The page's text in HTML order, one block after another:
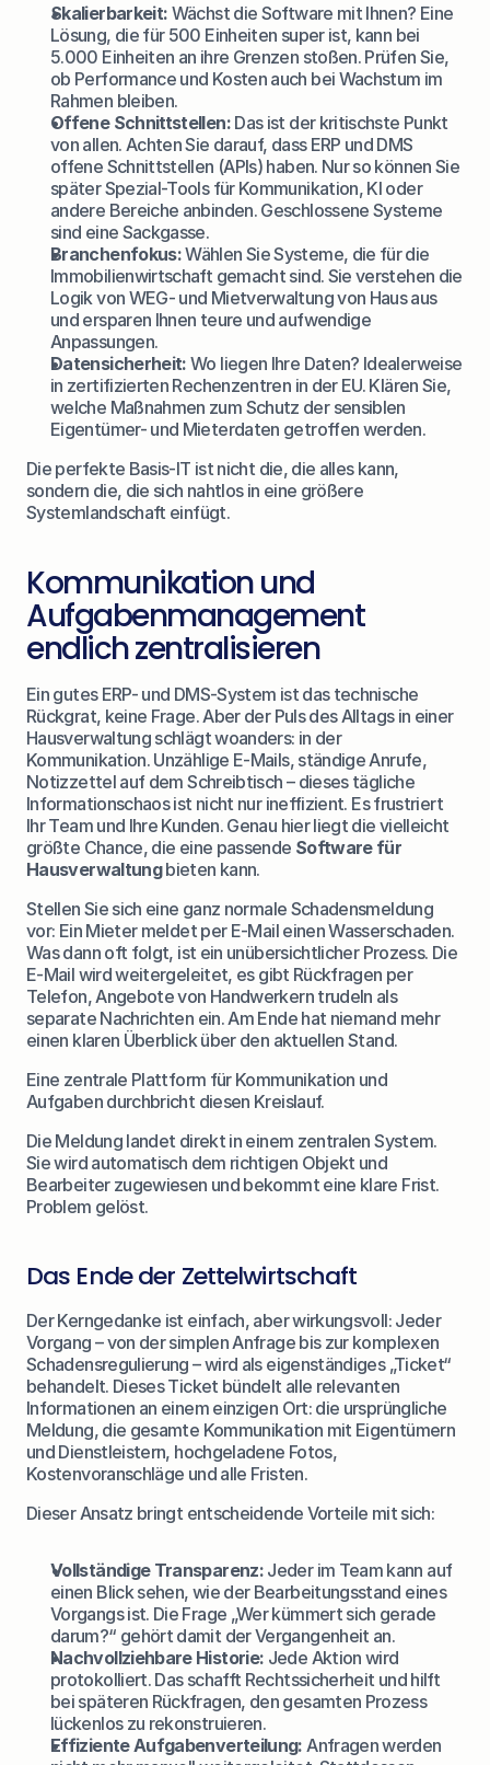
Skalierbarkeit: Wächst die Software mit Ihnen? Eine
Lösung, die für 500 Einheiten super ist, kann bei
5.000 Einheiten an ihre Grenzen stoßen. Prüfen Sie,
ob Performance und Kosten auch bei Wachstum im
Rahmen bleiben.
Offene Schnittstellen: Das ist der kritischste Punkt
von allen. Achten Sie darauf, dass ERP und DMS
offene Schnittstellen (APIs) haben. Nur so können Sie
später Spezial-Tools für Kommunikation, KI oder
andere Bereiche anbinden. Geschlossene Systeme
sind eine Sackgasse.
Branchenfokus: Wählen Sie Systeme, die für die
Immobilienwirtschaft gemacht sind. Sie verstehen die
Logik von WEG- und Mietverwaltung von Haus aus
und ersparen Ihnen teure und aufwendige
Anpassungen.
Datensicherheit: Wo liegen Ihre Daten? Idealerweise
in zertifizierten Rechenzentren in der EU. Klären Sie,
welche Maßnahmen zum Schutz der sensiblen
Eigentümer- und Mieterdaten getroffen werden.
Die perfekte Basis-IT ist nicht die, die alles kann,
sondern die, die sich nahtlos in eine größere
Systemlandschaft einfügt.
Kommunikation und
Aufgabenmanagement
endlich zentralisieren
Ein gutes ERP- und DMS-System ist das technische
Rückgrat, keine Frage. Aber der Puls des Alltags in einer
Hausverwaltung schlägt woanders: in der
Kommunikation. Unzählige E-Mails, ständige Anrufe,
Notizzettel auf dem Schreibtisch – dieses tägliche
Informationschaos ist nicht nur ineffizient. Es frustriert
Ihr Team und Ihre Kunden. Genau hier liegt die vielleicht
größte Chance, die eine passende Software für
Hausverwaltung bieten kann.
Stellen Sie sich eine ganz normale Schadensmeldung
vor: Ein Mieter meldet per E-Mail einen Wasserschaden.
Was dann oft folgt, ist ein unübersichtlicher Prozess. Die
E-Mail wird weitergeleitet, es gibt Rückfragen per
Telefon, Angebote von Handwerkern trudeln als
separate Nachrichten ein. Am Ende hat niemand mehr
einen klaren Überblick über den aktuellen Stand.
Eine zentrale Plattform für Kommunikation und
Aufgaben durchbricht diesen Kreislauf.
Die Meldung landet direkt in einem zentralen System.
Sie wird automatisch dem richtigen Objekt und
Bearbeiter zugewiesen und bekommt eine klare Frist.
Problem gelöst.
Das Ende der Zettelwirtschaft
Der Kerngedanke ist einfach, aber wirkungsvoll: Jeder
Vorgang – von der simplen Anfrage bis zur komplexen
Schadensregulierung – wird als eigenständiges „Ticket“
behandelt. Dieses Ticket bündelt alle relevanten
Informationen an einem einzigen Ort: die ursprüngliche
Meldung, die gesamte Kommunikation mit Eigentümern
und Dienstleistern, hochgeladene Fotos,
Kostenvoranschläge und alle Fristen.
Dieser Ansatz bringt entscheidende Vorteile mit sich:
Vollständige Transparenz: Jeder im Team kann auf
einen Blick sehen, wie der Bearbeitungsstand eines
Vorgangs ist. Die Frage „Wer kümmert sich gerade
darum?“ gehört damit der Vergangenheit an.
Nachvollziehbare Historie: Jede Aktion wird
protokolliert. Das schafft Rechtssicherheit und hilft
bei späteren Rückfragen, den gesamten Prozess
lückenlos zu rekonstruieren.
Effiziente Aufgabenverteilung: Anfragen werden